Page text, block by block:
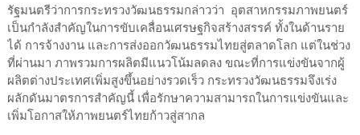
รัฐมนตรีว่าการกระทรวงวัฒนธรรมกล่าวว่า อุตสาหกรรมภาพยนตร์
เป็นกำลังสำคัญในการขับเคลื่อนเศรษฐกิจสร้างสรรค์ ทั้งในด้านราย
ได้ การจ้างงาน และการส่งออกวัฒนธรรมไทยสู่ตลาดโลก แต่ในช่วง
ที่ผ่านมา ภาพรวมการผลิตมีแนวโน้มลดลง ขณะที่การแข่งขันจากผู้
ผลิตต่างประเทศเพิ่มสูงขึ้นอย่างรวดเร็ว กระทรวงวัฒนธรรมจึงเร่ง
ผลักดันมาตรการสำคัญนี้ เพื่อรักษาความสามารถในการแข่งขันและ
เพิ่มโอกาสให้ภาพยนตร์ไทยก้าวสู่สากล